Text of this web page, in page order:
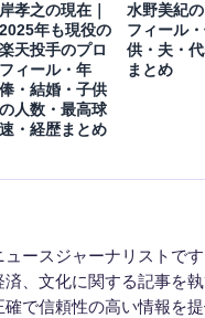
岸孝之の現在｜
2025年も現役の
楽天投手のプロ
フィール・年
俸・結婚・子供
の人数・最高球
速・経歴まとめ
水野美紀
フィール
供・夫・
まとめ
ースジャーナリストで
、文化に関する記事を
で信頼性の高い情報を